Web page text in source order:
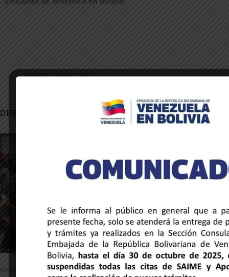
DESCUBRE NOTICIAS
NOTICIAS DE LA EMBAJADA